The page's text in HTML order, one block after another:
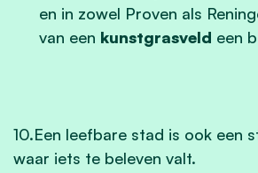
en in zowel Proven als
van een kunstgrasveld een
10.Een leefbare stad is ook een
waar iets te beleven valt.